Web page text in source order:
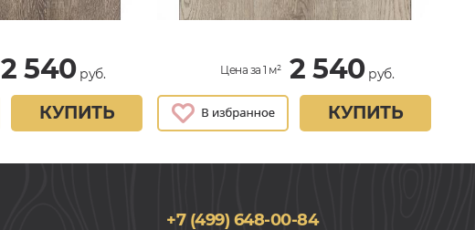
2 540руб.
КУПИТЬ
Цена за 1 м² 2 540руб.
КУПИТЬ
+7 (499) 648-00-84